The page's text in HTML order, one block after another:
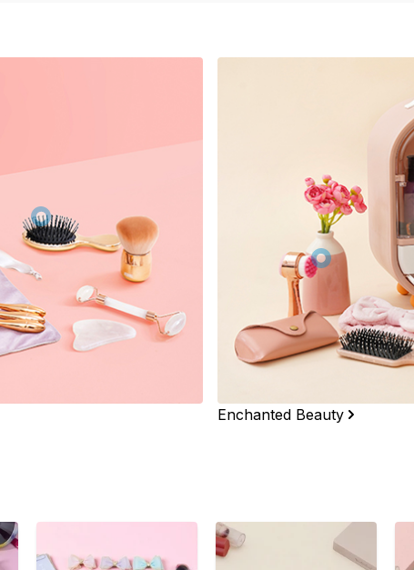
Enchanted Beauty